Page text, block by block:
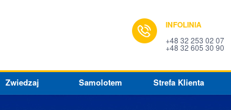
INFOLINIA
+48 32 253 02 07
+48 32 605 30 90
Zwiedzaj Samolotem Strefa Klienta